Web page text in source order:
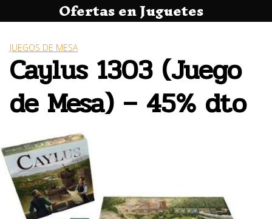
al
Ofertas en Juguetes
JUEGOS DE MESA
Caylus 1303 (Juego
de Mesa) – 45% dto